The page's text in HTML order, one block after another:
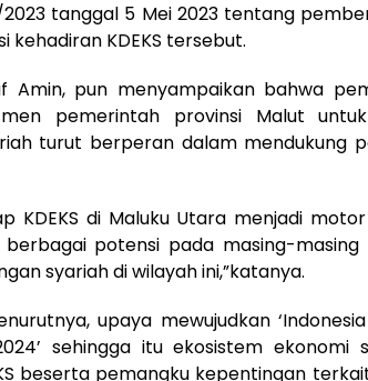
tanggal 5 Mei 2023 tentang
kehadiran KDEKS tersebut.
Amin, pun menyampaikan bahwa
pemerintah provinsi Malut
turut berperan dalam mendukung
KDEKS di Maluku Utara menjadi
potensi pada masing-
syariah di wilayah ini,”katanya.
upaya mewujudkan
sehingga itu ekosistem ekonomi
beserta pemangku kepentingan